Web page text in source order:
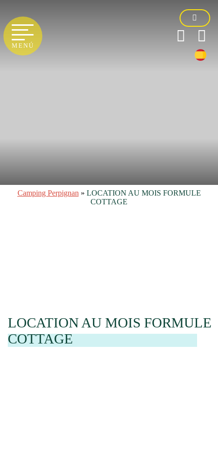
MENÚ
Camping Perpignan » LOCATION AU MOIS FORMULE
COTTAGE
LOCATION AU MOIS FORMULE
COTTAGE